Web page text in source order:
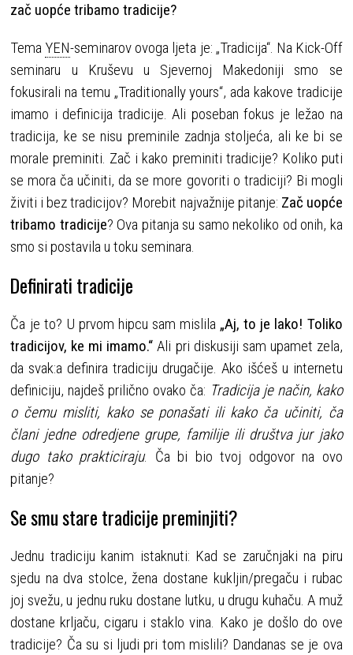
zač uopće tribamo tradicije?
Tema YEN-seminarov ovoga ljeta je: „Tradicija“. Na Kick-Off
seminaru u Kruševu u Sjevernoj Makedoniji smo se
fokusirali na temu „Traditionally yours“, ada kakove tradicije
imamo i definicija tradicije. Ali poseban fokus je ležao na
tradicija, ke se nisu preminile zadnja stoljeća, ali ke bi se
morale preminiti. Zač i kako preminiti tradicije? Koliko puti
se mora ča učiniti, da se more govoriti o tradiciji? Bi mogli
živiti i bez tradicijov? Morebit najvažnije pitanje: Zač uopće
tribamo tradicije? Ova pitanja su samo nekoliko od onih, ka
smo si postavila u toku seminara.
Definirati tradicije
Ča je to? U prvom hipcu sam mislila „Aj, to je lako! Toliko
tradicijov, ke mi imamo.“ Ali pri diskusiji sam upamet zela,
da svak:a definira tradiciju drugačije. Ako išćeš u internetu
definiciju, najdeš prilično ovako ča: Tradicija je način, kako
o čemu misliti, kako se ponašati ili kako ča učiniti, ča
člani jedne odredjene grupe, familije ili društva jur jako
dugo tako prakticiraju. Ča bi bio tvoj odgovor na ovo
pitanje?
Se smu stare tradicije preminjiti?
Jednu tradiciju kanim istaknuti: Kad se zaručnjaki na piru
sjedu na dva stolce, žena dostane kukljin/pregaču i rubac
joj svežu, u jednu ruku dostane lutku, u drugu kuhaču. A muž
dostane krljaču, cigaru i staklo vina. Kako je došlo do ove
tradicije? Ča su si ljudi pri tom mislili? Dandanas se je ova